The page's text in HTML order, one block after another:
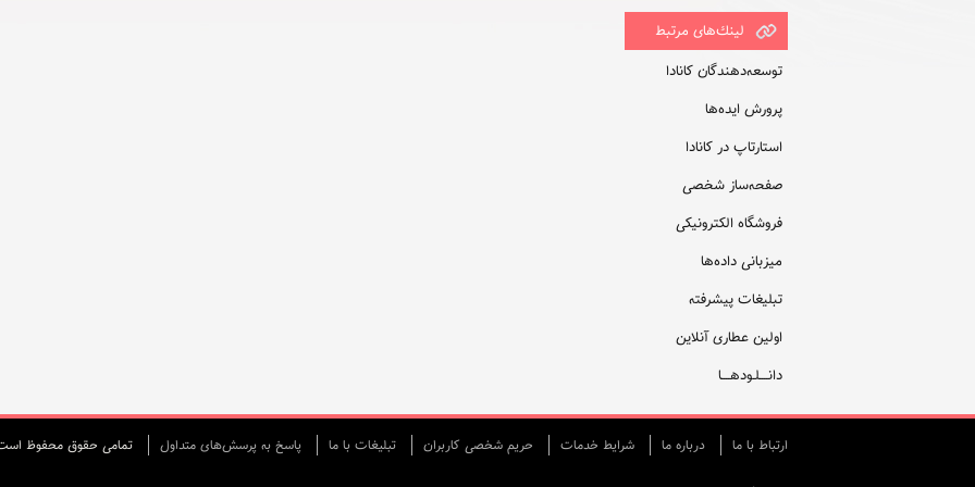
لينك‌های مرتبط
توسعه‌دهندگان کانادا
پرورش ایده‌ها
استارتاپ در کانادا
صفحه‌ساز شخصی
فروشگاه الکترونیکی
میزبانی داده‌ها
تبلیغات پیشرفته
اولین عطاری آنلاین
دانــــلـودهــــا
ارتباط با ما درباره ما شرایط خدمات حريم شخصی كاربران تبليغات با ما پاسخ به پرسش‌های متداول تمامی حقوق محفوظ